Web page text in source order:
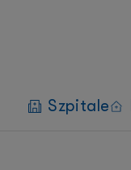
Szpitale